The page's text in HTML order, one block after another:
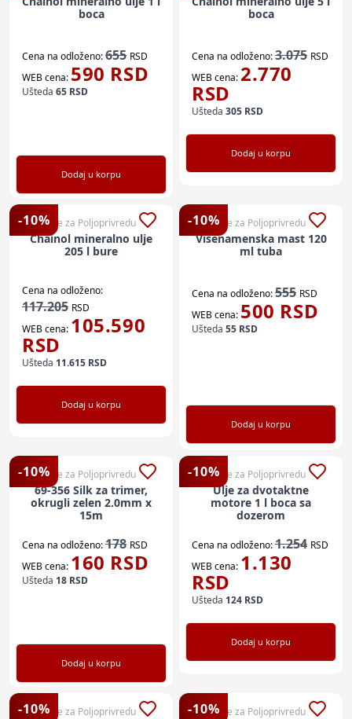
boca
Cena na odloženo:655 RSD
WEB cena: 590 RSD
Ušteda 65 RSD
Dodaj u korpu
boca
Cena na odloženo:3.075 RSD
WEB cena: 2.770
RSD
Ušteda 305 RSD
Dodaj u korpu
-10%Sve za Poljoprivredu
Chainol mineralno ulje
205 l bure
Cena na odloženo:
117.205 RSD
WEB cena: 105.590
RSD
Ušteda 11.615 RSD
Dodaj u korpu
-10%Sve za Poljoprivredu
Višenamenska mast 120
ml tuba
Cena na odloženo:555 RSD
WEB cena: 500 RSD
Ušteda 55 RSD
Dodaj u korpu
-10%Sve za Poljoprivredu
69-356 Silk za trimer,
okrugli zelen 2.0mm x
15m
Cena na odloženo:178 RSD
WEB cena: 160 RSD
Ušteda 18 RSD
Dodaj u korpu
-10%Sve za Poljoprivredu
Ulje za dvotaktne
motore 1 l boca sa
dozerom
Cena na odloženo:1.254 RSD
WEB cena: 1.130
RSD
Ušteda 124 RSD
Dodaj u korpu
-10%Sve za Poljoprivredu -10%Sve za Poljoprivredu